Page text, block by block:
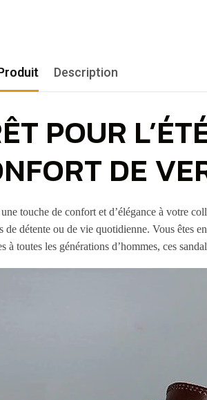
Description
POUR
DE
touche de confort et d’élégance à votre
de détente ou de vie quotidienne. Vous êtes
à toutes les générations d’hommes, ces